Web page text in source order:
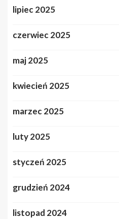
lipiec 2025
czerwiec 2025
maj 2025
kwiecień 2025
marzec 2025
luty 2025
styczeń 2025
grudzień 2024
listopad 2024